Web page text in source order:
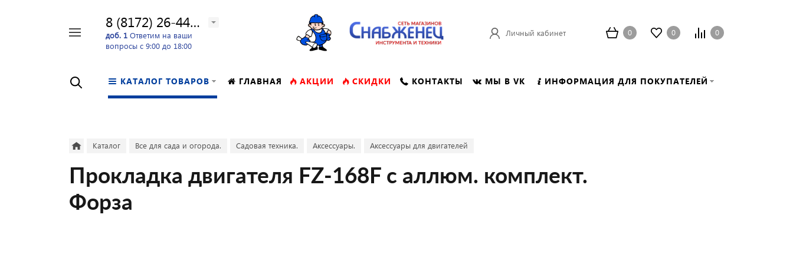
8 (8172) 26-44-24
доб. 1 Ответим на ваши
вопросы с 9:00 до 18:00
Личный кабинет 0 0 0
КАТАЛОГ ТОВАРОВ ГЛАВНАЯ АКЦИИ СКИДКИ КОНТАКТЫ МЫ В VK ИНФОРМАЦИЯ ДЛЯ ПОКУПАТЕЛЕЙ
Каталог Все для сада и огорода. Садовая техника. Аксессуары. Аксессуары для двигателей
Прокладка двигателя FZ-168F с аллюм. комплект.
Форза